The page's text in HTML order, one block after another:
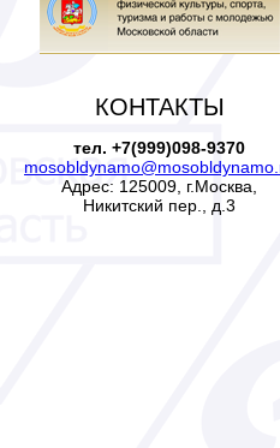
КОНТАКТЫ
тел. +7(999)098-9370
Адрес: 125009, г.Москва,
Никитский пер., д.3